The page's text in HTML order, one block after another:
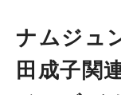
ナムジュ
田成子関